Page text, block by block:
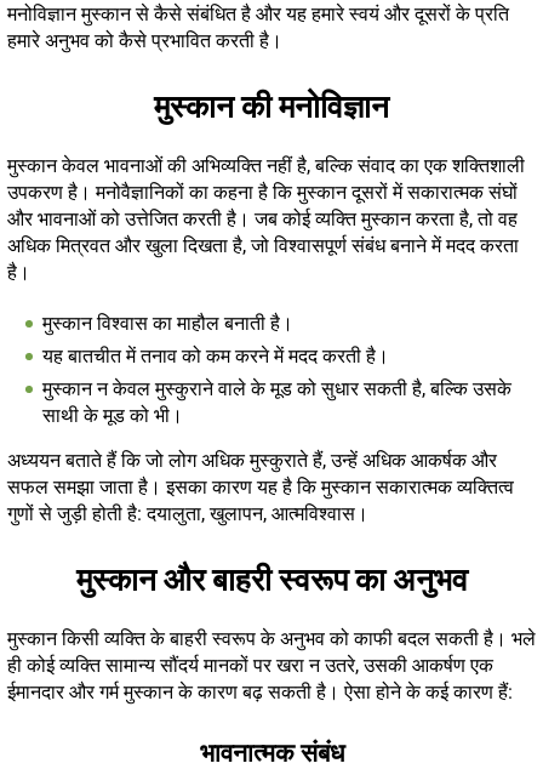
मनोविज्ञान मुस्कान से कैसे संबंधित है और यह हमारे स्वयं और दूसरों के प्रति
हमारे अनुभव को कैसे प्रभावित करती है।
मुस्कान की मनोविज्ञान
मुस्कान केवल भावनाओं की अभिव्यक्ति नहीं है, बल्कि संवाद का एक शक्तिशाली
उपकरण है। मनोवैज्ञानिकों का कहना है कि मुस्कान दूसरों में सकारात्मक संघों
और भावनाओं को उत्तेजित करती है। जब कोई व्यक्ति मुस्कान करता है, तो वह
अधिक मित्रवत और खुला दिखता है, जो विश्वासपूर्ण संबंध बनाने में मदद करता
है।
मुस्कान विश्वास का माहौल बनाती है।
यह बातचीत में तनाव को कम करने में मदद करती है।
मुस्कान न केवल मुस्कुराने वाले के मूड को सुधार सकती है, बल्कि उसके
साथी के मूड को भी।
अध्ययन बताते हैं कि जो लोग अधिक मुस्कुराते हैं, उन्हें अधिक आकर्षक और
सफल समझा जाता है। इसका कारण यह है कि मुस्कान सकारात्मक व्यक्तित्व
गुणों से जुड़ी होती है: दयालुता, खुलापन, आत्मविश्वास।
मुस्कान और बाहरी स्वरूप का अनुभव
मुस्कान किसी व्यक्ति के बाहरी स्वरूप के अनुभव को काफी बदल सकती है। भले
ही कोई व्यक्ति सामान्य सौंदर्य मानकों पर खरा न उतरे, उसकी आकर्षण एक
ईमानदार और गर्म मुस्कान के कारण बढ़ सकती है। ऐसा होने के कई कारण हैं:
भावनात्मक संबंध